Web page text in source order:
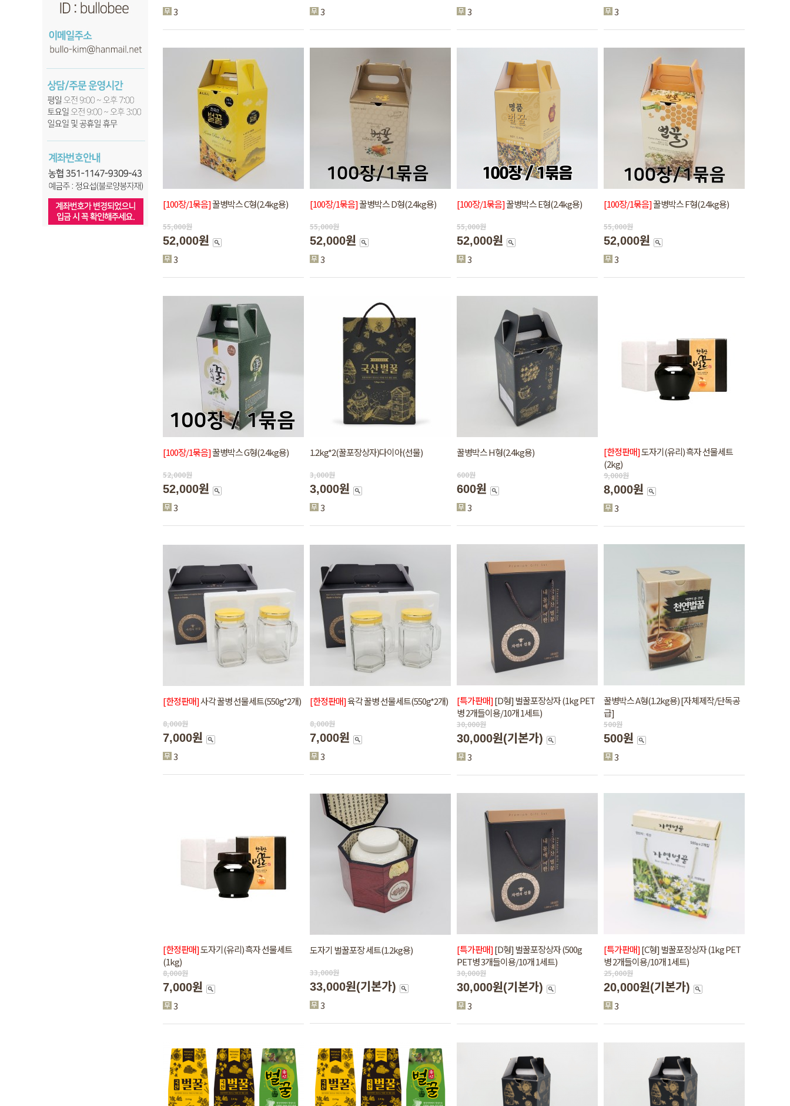
3 3 3 3
[100장/1묶음]꿀병박스 C형(2.4kg용)
55,000원
52,000원
3
[100장/1묶음]꿀병박스 D형(2.4kg용)
55,000원
52,000원
3
[100장/1묶음]꿀병박스 E형(2.4kg용)
55,000원
52,000원
3
[100장/1묶음]꿀병박스 F형(2.4kg용)
55,000원
52,000원
3
[100장/1묶음]꿀병박스 G형(2.4kg용)
52,000원
52,000원
3
1.2kg*2(꿀포장상자)다이아(선물)
3,000원
3,000원
3
꿀병박스 H형(2.4kg용)
600원
600원
3
[한정판매]도자기(유리) 흑자 선물세트
(2kg)
9,000원
8,000원
3
[한정판매]사각 꿀병 선물세트(550g*2개)
8,000원
7,000원
3
[한정판매]육각 꿀병 선물세트(550g*2개)
8,000원
7,000원
3
[특가판매][D형] 벌꿀포장상자 (1kg PET
병 2개들이용/10개 1세트)
30,000원
30,000원(기본가)
3
꿀병박스 A형(1.2kg용) [자체제작/단독공
급]
500원
500원
3
[한정판매]도자기(유리) 흑자 선물세트
(1kg)
8,000원
7,000원
3
도자기 벌꿀포장 세트(1.2kg용)
33,000원
33,000원(기본가)
3
[특가판매][D형] 벌꿀포장상자 (500g
PET병 3개들이용/10개 1세트)
30,000원
30,000원(기본가)
3
[특가판매][C형] 벌꿀포장상자 (1kg PET
병 2개들이용/10개 1세트)
25,000원
20,000원(기본가)
3